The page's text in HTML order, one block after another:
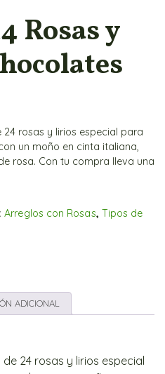
Rosas y
rosas y lirios especial para
un moño en cinta italiana,
rosa. Con tu compra lleva una
Arreglos con Rosas, Tipos de
ADICIONAL
24 rosas y lirios especial